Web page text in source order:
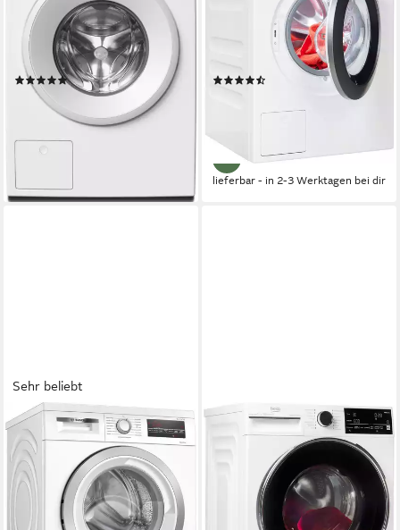
8 kg Kapazität Waschen
72 dB(A) Betriebsgeräusch
1400 U/min Schleuderdrehzahl
Produktdatenblatt
(20)
979,00 € UVP1.099,00 €
28,42 €mtl. in 48 Raten
Kapazität Waschen
Betriebsgeräusch
Schleuderdrehzahl
1.299,00 €
mtl. in 48 Raten
lieferbar - in 2-3 Werktagen bei dir
Sehr beliebt
BOSCH
Waschmaschine Serie 6
WUU28T70
8 kg
Kapazität Waschen
69 dB(A) Betriebsgeräusch
1400 U/min
Schleuderdrehzahl
Waschmaschine
B5WFT78410W
7178551900
Kapazität Waschen
72 dB(A) Betriebsgeräusch